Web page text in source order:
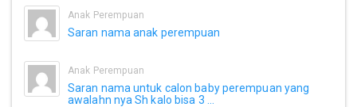
Anak Perempuan
Saran nama anak perempuan
Anak Perempuan
Saran nama untuk calon baby perempuan yang
awalahn nya Sh kalo bisa 3 ...